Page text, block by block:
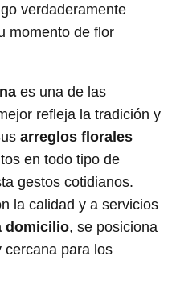
verdaderamente
momento de flor
es una de las
refleja la tradición y
arreglos florales
en todo tipo de
gestos cotidianos.
la calidad y a servicios
domicilio, se posiciona
cercana para los